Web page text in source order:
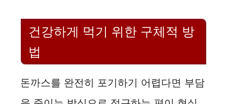
건강하게 먹기 위한 구체적 방
법
돈까스를 완전히 포기하기 어렵다면 부담